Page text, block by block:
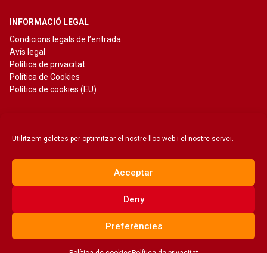
Utilitzem galetes per optimitzar el nostre lloc web i el nostre servei.
Acceptar
Deny
Preferències
INFORMACIÓ LEGAL
Condicions legals de l’entrada
Avís legal
Política de privacitat
Política de Cookies
Política de cookies (EU)
Camí Ral de Suro,
08232 Viladecavalls.